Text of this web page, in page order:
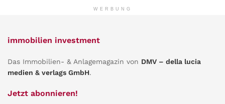
WERBUNG
immobilien investment
Das Immobilien- & Anlagemagazin von DMV – della lucia
medien & verlags GmbH.
Jetzt abonnieren!